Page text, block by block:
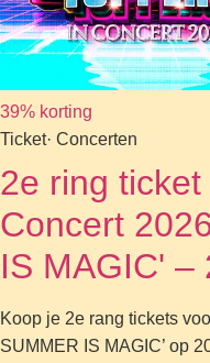
39% korting
Ticket· Concerten
2e ring ticket
Concert
IS MAGIC' –
Koop je 2e rang tickets
SUMMER IS MAGIC’ op